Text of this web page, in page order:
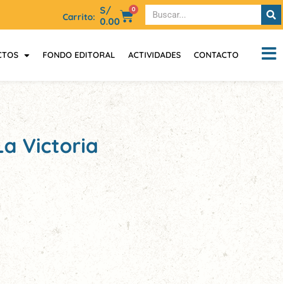
Carrito:
S/
0.00
0
FONDO EDITORAL ACTIVIDADES CONTACTO
Victoria